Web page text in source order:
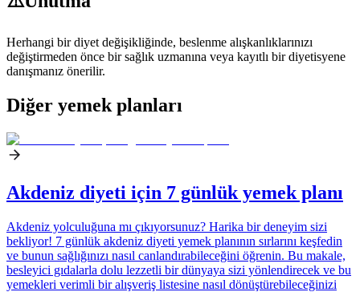
Herhangi bir diyet değişikliğinde, beslenme alışkanlıklarınızı
değiştirmeden önce bir sağlık uzmanına veya kayıtlı bir diyetisyene
danışmanız önerilir.
Diğer yemek planları
Akdeniz diyeti için 7 günlük yemek planı
Akdeniz yolculuğuna mı çıkıyorsunuz? Harika bir deneyim sizi
bekliyor! 7 günlük akdeniz diyeti yemek planının sırlarını keşfedin
ve bunun sağlığınızı nasıl canlandırabileceğini öğrenin. Bu makale,
besleyici gıdalarla dolu lezzetli bir dünyaya sizi yönlendirecek ve bu
yemekleri verimli bir alışveriş listesine nasıl dönüştürebileceğinizi